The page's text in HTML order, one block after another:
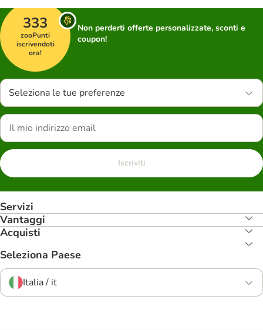
333
zooPunti
iscrivendoti
ora!
Non perderti offerte personalizzate, sconti e
coupon!
Seleziona le tue preferenze
Iscriviti
Servizi
Vantaggi
Acquisti
Seleziona Paese
Italia / it